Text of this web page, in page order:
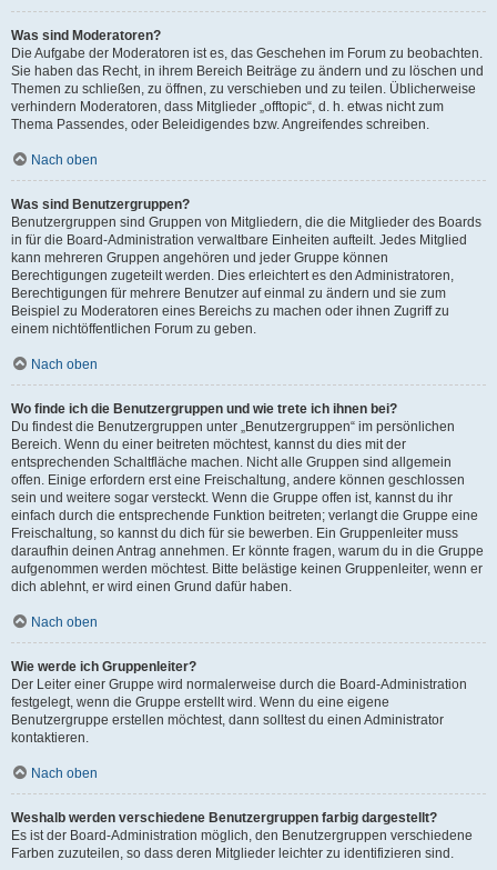
Was sind Moderatoren?
Die Aufgabe der Moderatoren ist es, das Geschehen im Forum zu beobachten.
Sie haben das Recht, in ihrem Bereich Beiträge zu ändern und zu löschen und
Themen zu schließen, zu öffnen, zu verschieben und zu teilen. Üblicherweise
verhindern Moderatoren, dass Mitglieder „offtopic“, d. h. etwas nicht zum
Thema Passendes, oder Beleidigendes bzw. Angreifendes schreiben.
Nach oben
Was sind Benutzergruppen?
Benutzergruppen sind Gruppen von Mitgliedern, die die Mitglieder des Boards
in für die Board-Administration verwaltbare Einheiten aufteilt. Jedes Mitglied
kann mehreren Gruppen angehören und jeder Gruppe können
Berechtigungen zugeteilt werden. Dies erleichtert es den Administratoren,
Berechtigungen für mehrere Benutzer auf einmal zu ändern und sie zum
Beispiel zu Moderatoren eines Bereichs zu machen oder ihnen Zugriff zu
einem nichtöffentlichen Forum zu geben.
Nach oben
Wo finde ich die Benutzergruppen und wie trete ich ihnen bei?
Du findest die Benutzergruppen unter „Benutzergruppen“ im persönlichen
Bereich. Wenn du einer beitreten möchtest, kannst du dies mit der
entsprechenden Schaltfläche machen. Nicht alle Gruppen sind allgemein
offen. Einige erfordern erst eine Freischaltung, andere können geschlossen
sein und weitere sogar versteckt. Wenn die Gruppe offen ist, kannst du ihr
einfach durch die entsprechende Funktion beitreten; verlangt die Gruppe eine
Freischaltung, so kannst du dich für sie bewerben. Ein Gruppenleiter muss
daraufhin deinen Antrag annehmen. Er könnte fragen, warum du in die Gruppe
aufgenommen werden möchtest. Bitte belästige keinen Gruppenleiter, wenn er
dich ablehnt, er wird einen Grund dafür haben.
Nach oben
Wie werde ich Gruppenleiter?
Der Leiter einer Gruppe wird normalerweise durch die Board-Administration
festgelegt, wenn die Gruppe erstellt wird. Wenn du eine eigene
Benutzergruppe erstellen möchtest, dann solltest du einen Administrator
kontaktieren.
Nach oben
Weshalb werden verschiedene Benutzergruppen farbig dargestellt?
Es ist der Board-Administration möglich, den Benutzergruppen verschiedene
Farben zuzuteilen, so dass deren Mitglieder leichter zu identifizieren sind.